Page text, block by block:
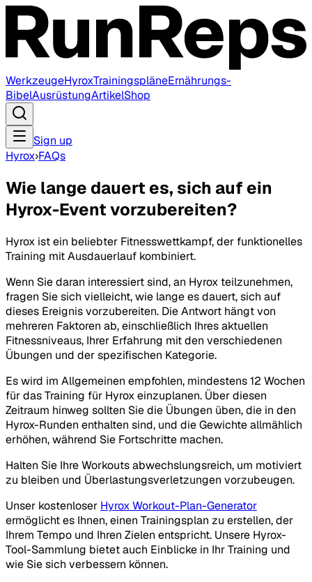
WerkzeugeHyroxTrainingspläneErnährungs-
BibelAusrüstungArtikelShop
Sign up
Hyrox›FAQs
Wie lange dauert es, sich auf ein
Hyrox-Event vorzubereiten?
Hyrox ist ein beliebter Fitnesswettkampf, der funktionelles
Training mit Ausdauerlauf kombiniert.
Wenn Sie daran interessiert sind, an Hyrox teilzunehmen,
fragen Sie sich vielleicht, wie lange es dauert, sich auf
dieses Ereignis vorzubereiten. Die Antwort hängt von
mehreren Faktoren ab, einschließlich Ihres aktuellen
Fitnessniveaus, Ihrer Erfahrung mit den verschiedenen
Übungen und der spezifischen Kategorie.
Es wird im Allgemeinen empfohlen, mindestens 12 Wochen
für das Training für Hyrox einzuplanen. Über diesen
Zeitraum hinweg sollten Sie die Übungen üben, die in den
Hyrox-Runden enthalten sind, und die Gewichte allmählich
erhöhen, während Sie Fortschritte machen.
Halten Sie Ihre Workouts abwechslungsreich, um motiviert
zu bleiben und Überlastungsverletzungen vorzubeugen.
Unser kostenloser Hyrox Workout-Plan-Generator
ermöglicht es Ihnen, einen Trainingsplan zu erstellen, der
Ihrem Tempo und Ihren Zielen entspricht. Unsere Hyrox-
Tool-Sammlung bietet auch Einblicke in Ihr Training und
wie Sie sich verbessern können.